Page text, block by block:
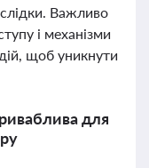
Важливо
і механізми
щоб уникнути
для